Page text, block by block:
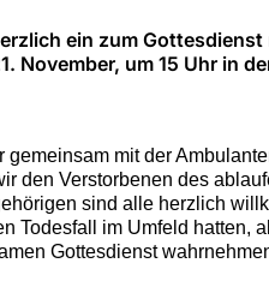
ein zum
November, um 15 Uhr in
gemeinsam mit der
den Verstorbenen des
sind alle herzlich
Todesfall im Umfeld hatten,
Gottesdienst